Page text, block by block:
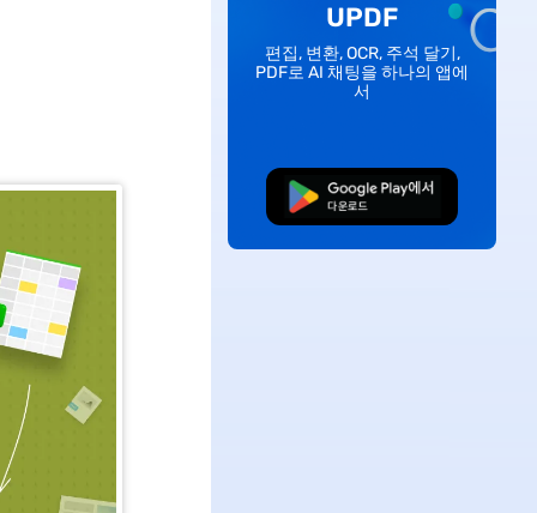
UPDF
편집, 변환, OCR, 주석 달기,
PDF로 AI 채팅을 하나의 앱에
서
무료로 다운로드